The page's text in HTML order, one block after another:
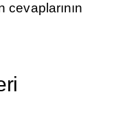
cevaplarının